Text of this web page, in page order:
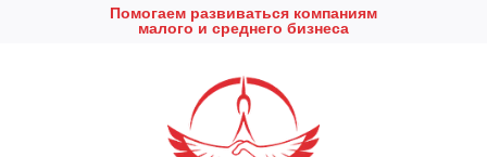
Помогаем развиваться компаниям
малого и среднего бизнеса